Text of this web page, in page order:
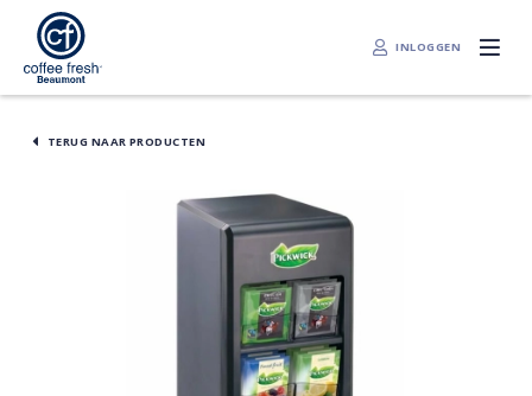
INLOGGEN
TERUG NAAR PRODUCTEN